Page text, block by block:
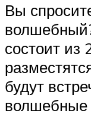
Вы
состоит из
будут
волшебные